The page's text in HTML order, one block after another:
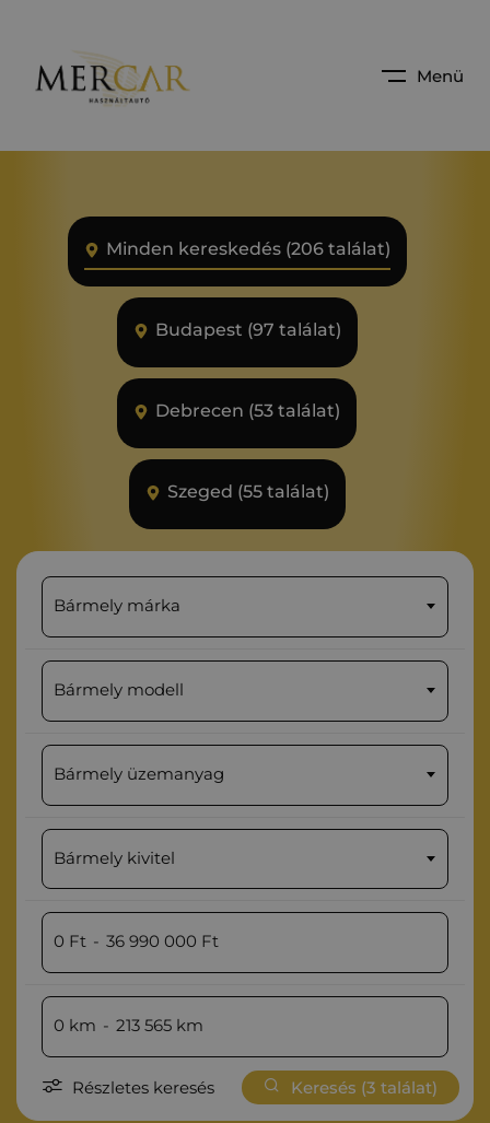
Menü
Minden kereskedés (206 találat)
Budapest (97 találat)
Debrecen (53 találat)
Szeged (55 találat)
Bármely márka
Bármely modell
Bármely üzemanyag
Bármely kivitel
0 Ft - 36 990 000 Ft
0 km - 213 565 km
Részletes keresés Keresés (3 találat)